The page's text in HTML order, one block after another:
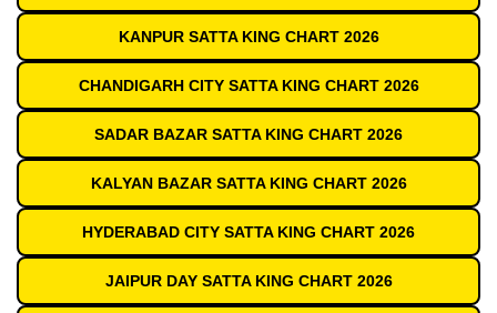
KANPUR SATTA KING CHART 2026
CHANDIGARH CITY SATTA KING CHART 2026
SADAR BAZAR SATTA KING CHART 2026
KALYAN BAZAR SATTA KING CHART 2026
HYDERABAD CITY SATTA KING CHART 2026
JAIPUR DAY SATTA KING CHART 2026